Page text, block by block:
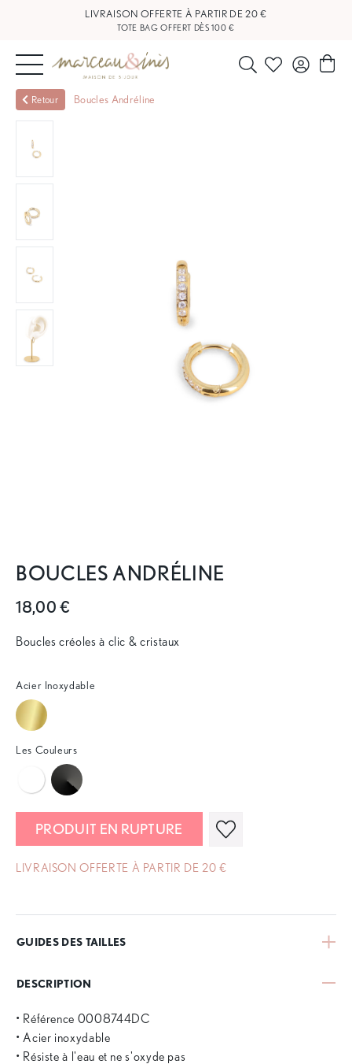
LIVRAISON OFFERTE À PARTIR DE 20 €
TOTE BAG OFFERT DÈS 100 €
NOUVEAUTÉS
OUTLET
BLOG
NOS
FAQ
Retour Boucles Andréline
BOUCLES ANDRÉLINE
18,00 €
Boucles créoles à clic & cristaux
Acier Inoxydable
Les Couleurs
PRODUIT EN RUPTURE
LIVRAISON OFFERTE À PARTIR DE 20 €
GUIDES DES TAILLES
DESCRIPTION
• Référence 0008744DC
• Acier inoxydable
• Résiste à l'eau et ne s'oxyde pas